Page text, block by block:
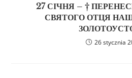
27 СІЧНЯ – †
СВЯТОГО ОТЦЯ
26 stycznia